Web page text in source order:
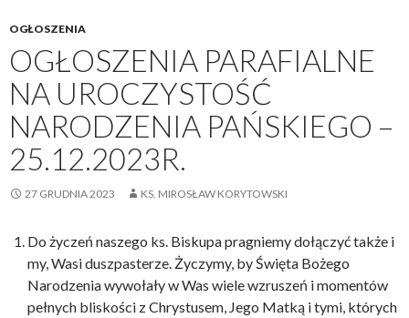
OGŁOSZENIA
OGŁOSZENIA PARAFIALNE
NA UROCZYSTOŚĆ
NARODZENIA PAŃSKIEGO –
25.12.2023R.
27 GRUDNIA 2023 KS. MIROSŁAW KORYTOWSKI
Do życzeń naszego ks. Biskupa pragniemy dołączyć także i
my, Wasi duszpasterze. Życzymy, by Święta Bożego
Narodzenia wywołały w Was wiele wzruszeń i momentów
pełnych bliskości z Chrystusem, Jego Matką i tymi, których